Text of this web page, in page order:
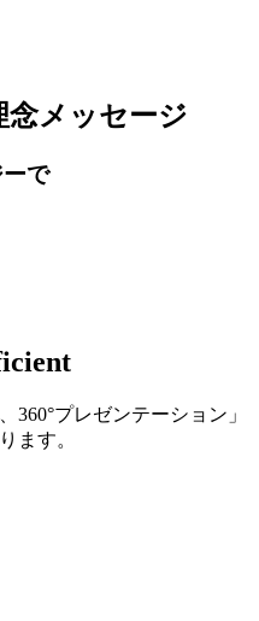
念メッセージ
で
360°プレゼンテーション」
ます。